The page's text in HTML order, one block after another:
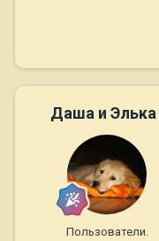
Даша и Элька
Пользователи.